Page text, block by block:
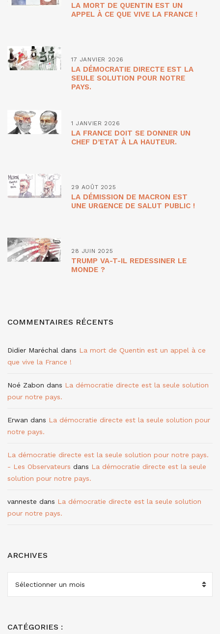
LA MORT DE QUENTIN EST UN
APPEL À CE QUE VIVE LA FRANCE !
17 JANVIER 2026
LA DÉMOCRATIE DIRECTE EST LA
SEULE SOLUTION POUR NOTRE
PAYS.
1 JANVIER 2026
LA FRANCE DOIT SE DONNER UN
CHEF D’ETAT À LA HAUTEUR.
29 AOÛT 2025
LA DÉMISSION DE MACRON EST
UNE URGENCE DE SALUT PUBLIC !
28 JUIN 2025
TRUMP VA-T-IL REDESSINER LE
MONDE ?
COMMENTAIRES RÉCENTS
Didier Maréchal dans La mort de Quentin est un appel à ce
que vive la France !
Noé Zabon dans La démocratie directe est la seule solution
pour notre pays.
Erwan dans La démocratie directe est la seule solution pour
notre pays.
La démocratie directe est la seule solution pour notre pays.
- Les Observateurs dans La démocratie directe est la seule
solution pour notre pays.
vanneste dans La démocratie directe est la seule solution
pour notre pays.
ARCHIVES
CATÉGORIES :